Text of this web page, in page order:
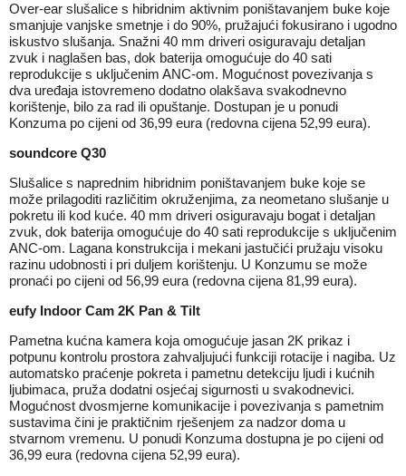
Over-ear slušalice s hibridnim aktivnim poništavanjem buke koje
smanjuje vanjske smetnje i do 90%, pružajući fokusirano i ugodno
iskustvo slušanja. Snažni 40 mm driveri osiguravaju detaljan
zvuk i naglašen bas, dok baterija omogućuje do 40 sati
reprodukcije s uključenim ANC-om. Mogućnost povezivanja s
dva uređaja istovremeno dodatno olakšava svakodnevno
korištenje, bilo za rad ili opuštanje. Dostupan je u ponudi
Konzuma po cijeni od 36,99 eura (redovna cijena 52,99 eura).
soundcore Q30
Slušalice s naprednim hibridnim poništavanjem buke koje se
može prilagoditi različitim okruženjima, za neometano slušanje u
pokretu ili kod kuće. 40 mm driveri osiguravaju bogat i detaljan
zvuk, dok baterija omogućuje do 40 sati reprodukcije s uključenim
ANC-om. Lagana konstrukcija i mekani jastučići pružaju visoku
razinu udobnosti i pri duljem korištenju. U Konzumu se može
pronaći po cijeni od 56,99 eura (redovna cijena 81,99 eura).
eufy Indoor Cam 2K Pan & Tilt
Pametna kućna kamera koja omogućuje jasan 2K prikaz i
potpunu kontrolu prostora zahvaljujući funkciji rotacije i nagiba. Uz
automatsko praćenje pokreta i pametnu detekciju ljudi i kućnih
ljubimaca, pruža dodatni osjećaj sigurnosti u svakodnevici.
Mogućnost dvosmjerne komunikacije i povezivanja s pametnim
sustavima čini je praktičnim rješenjem za nadzor doma u
stvarnom vremenu. U ponudi Konzuma dostupna je po cijeni od
36,99 eura (redovna cijena 52,99 eura).